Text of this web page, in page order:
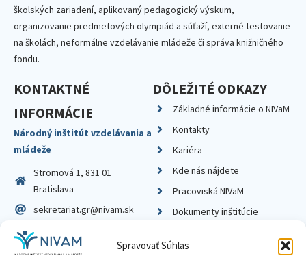
Spravovať Súhlas
školských zariadení, aplikovaný pedagogický výskum,
organizovanie predmetových olympiád a súťaží, externé testovanie
na školách, neformálne vzdelávanie mládeže či správa knižničného
fondu.
KONTAKTNÉ
INFORMÁCIE
Národný inštitút vzdelávania a
mládeže
Stromová 1, 831 01
Bratislava
sekretariat.gr@nivam.sk
IČO: 00164348
DIČ: 2020798714
DÔLEŽITÉ ODKAZY
Základné informácie o NIVaM
Kontakty
Kariéra
Kde nás nájdete
Pracoviská NIVaM
Dokumenty inštitúcie